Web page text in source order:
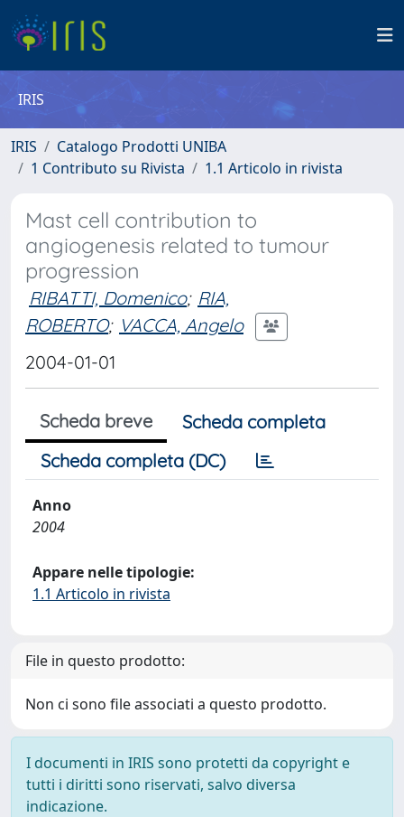
IRIS
IRIS
Catalogo Prodotti UNIBA
1 Contributo su Rivista
1.1 Articolo in rivista
Mast cell contribution to
angiogenesis related to tumour
progression
RIBATTI, Domenico; RIA,
ROBERTO; VACCA, Angelo
2004-01-01
Scheda breve
Scheda completa
Scheda completa (DC)
Anno
2004
Appare nelle tipologie:
1.1 Articolo in rivista
File in questo prodotto:
Non ci sono file associati a questo prodotto.
I documenti in IRIS sono protetti da copyright e
tutti i diritti sono riservati, salvo diversa
indicazione.